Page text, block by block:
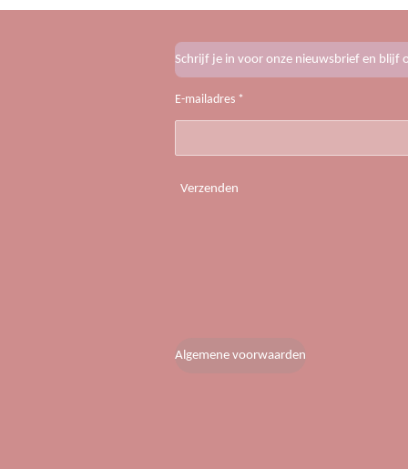
Schrijf je in voor onze nieuwsbrief en blijf
E-mailadres *
Verzenden
Algemene voorwaarden